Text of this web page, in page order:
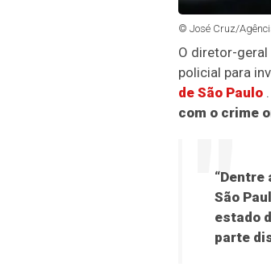
© José Cruz/
O diretor-
policial para
de São Paulo.
com o crime
São
estado
parte